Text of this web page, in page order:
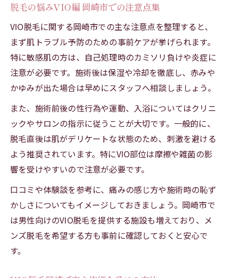
脱毛の悩みVIO編 岡崎市での注意点集
VIO脱毛に関する岡崎市での主な注意点を整理すると、
まず肌トラブル予防のための事前ケアが挙げられます。
特に敏感肌の方は、自己処理時のカミソリ負けや炎症に
注意が必要です。施術後は保湿や冷却を徹底し、赤みや
かゆみが出た場合は早めにスタッフへ相談しましょう。
また、施術前後の性行為や運動、入浴についてはクリニ
ックやサロンの指示に従うことが大切です。一般的に、
脱毛直後は肌がデリケートな状態のため、刺激を避ける
よう推奨されています。特にVIO部位は摩擦や雑菌の影
響を受けやすいので注意が必要です。
口コミや体験談を参考に、痛みの感じ方や施術時の恥ず
かしさについてもイメージしておきましょう。岡崎市で
は男性向けのVIO脱毛を提供する施設も増えており、メ
ンズ脱毛を希望する方も事前に確認しておくと安心で
す。